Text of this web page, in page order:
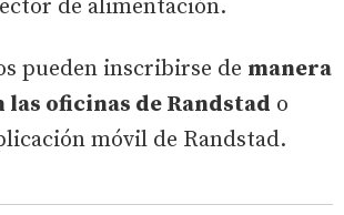
de alimentación.
pueden inscribirse de manera
las oficinas de Randstad o
móvil de Randstad.